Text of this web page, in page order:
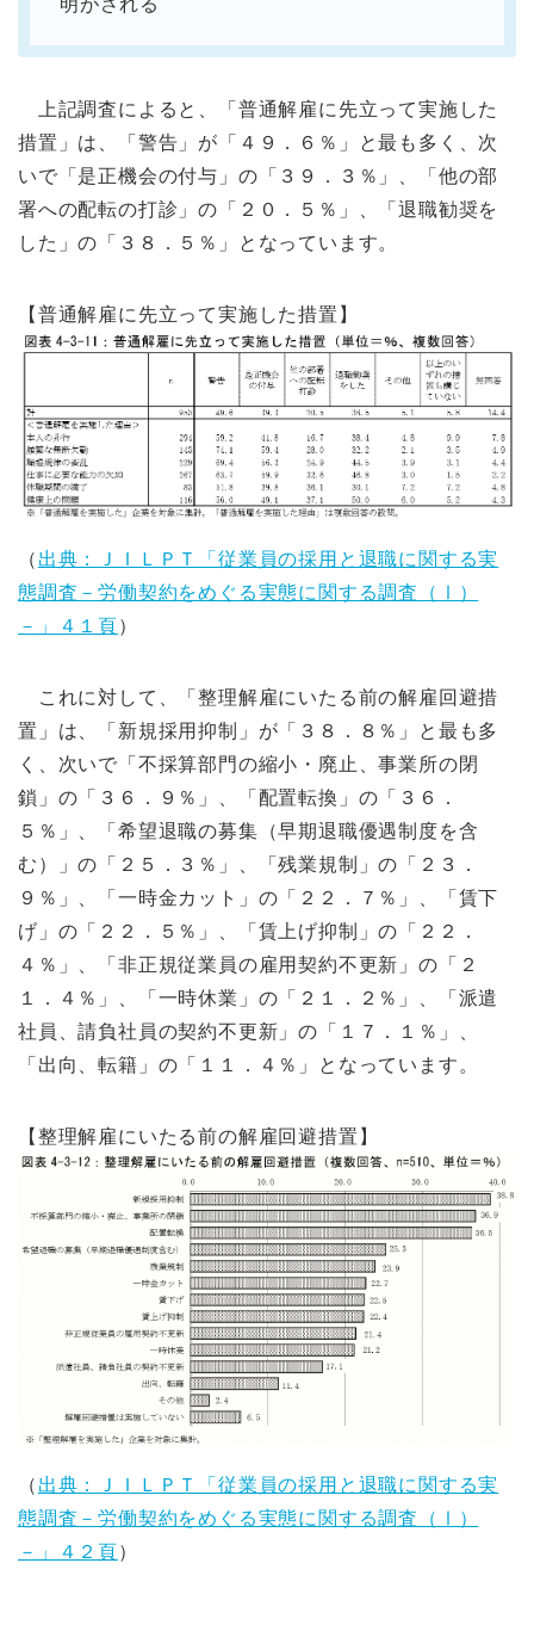
上記調査によると、「普通解雇に先立って実施した
措置」は、「警告」が「４９．６％」と最も多く、次
いで「是正機会の付与」の「３９．３％」、「他の部
署への配転の打診」の「２０．５％」、「退職勧奨を
した」の「３８．５％」となっています。
【普通解雇に先立って実施した措置】
（ 出典：ＪＩＬＰＴ「従業員の採用と退職に関する実
態調査－労働契約をめぐる実態に関する調査（Ⅰ）
－」４１頁）
これに対して、「整理解雇にいたる前の解雇回避措
置」は、「新規採用抑制」が「３８．８％」と最も多
く、次いで「不採算部門の縮小・廃止、事業所の閉
鎖」の「３６．９％」、「配置転換」の「３６．
５％」、「希望退職の募集（早期退職優遇制度を含
む）」の「２５．３％」、「残業規制」の「２３．
９％」、「一時金カット」の「２２．７％」、「賃下
げ」の「２２．５％」、「賃上げ抑制」の「２２．
４％」、「非正規従業員の雇用契約不更新」の「２
１．４％」、「一時休業」の「２１．２％」、「派遣
社員、請負社員の契約不更新」の「１７．１％」、
「出向、転籍」の「１１．４％」となっています。
【整理解雇にいたる前の解雇回避措置】
（ 出典：ＪＩＬＰＴ「従業員の採用と退職に関する実
態調査－労働契約をめぐる実態に関する調査（Ⅰ）
－」４２頁）